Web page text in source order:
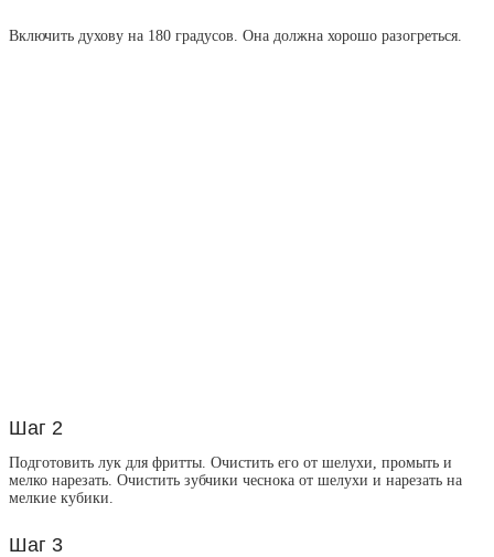
Включить духову на 180 градусов. Она должна хорошо разогреться.
Шаг 2
Подготовить лук для фритты. Очистить его от шелухи, промыть и
мелко нарезать. Очистить зубчики чеснока от шелухи и нарезать на
мелкие кубики.
Шаг 3